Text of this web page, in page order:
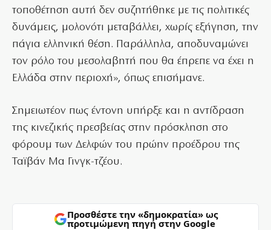
τοποθέτηση αυτή δεν συζητήθηκε με τις πολιτικές
δυνάμεις, μολονότι μεταβάλλει, χωρίς εξήγηση, την
πάγια ελληνική θέση. Παράλληλα, αποδυναμώνει
τον ρόλο του μεσολαβητή που θα έπρεπε να έχει η
Ελλάδα στην περιοχή», όπως επισήμανε.
Σημειωτέον πως έντονη υπήρξε και η αντίδραση
της κινεζικής πρεσβείας στην πρόσκληση στο
φόρουμ των Δελφών του πρώην προέδρου της
Ταϊβάν Μα Γινγκ-τζέου.
Προσθέστε την «δημοκρατία» ως
προτιμώμενη πηγή στην Google